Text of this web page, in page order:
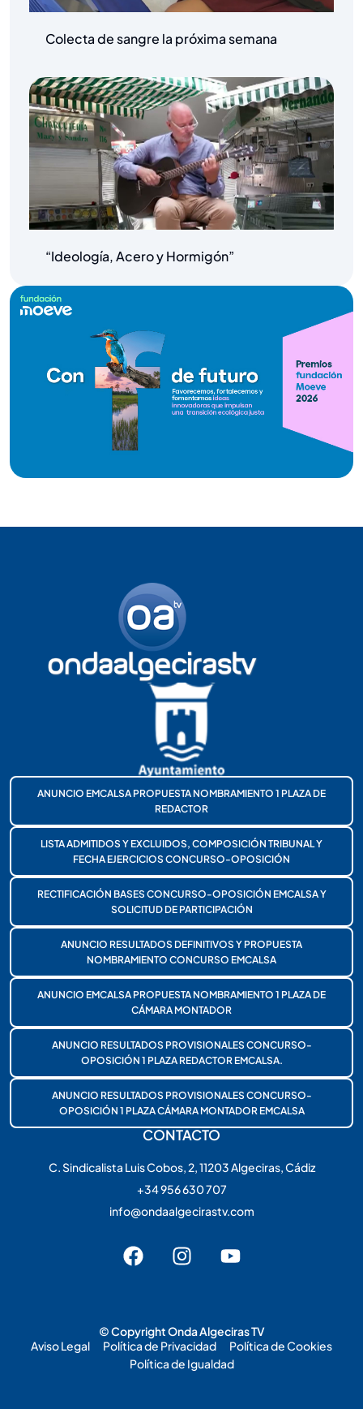
Colecta de sangre la próxima semana
“Ideología, Acero y Hormigón”
ANUNCIO EMCALSA PROPUESTA NOMBRAMIENTO 1 PLAZA DE
REDACTOR
LISTA ADMITIDOS Y EXCLUIDOS, COMPOSICIÓN TRIBUNAL Y
FECHA EJERCICIOS CONCURSO-OPOSICIÓN
RECTIFICACIÓN BASES CONCURSO-OPOSICIÓN EMCALSA Y
SOLICITUD DE PARTICIPACIÓN
ANUNCIO RESULTADOS DEFINITIVOS Y PROPUESTA
NOMBRAMIENTO CONCURSO EMCALSA
ANUNCIO EMCALSA PROPUESTA NOMBRAMIENTO 1 PLAZA DE
CÁMARA MONTADOR
ANUNCIO RESULTADOS PROVISIONALES CONCURSO-
OPOSICIÓN 1 PLAZA REDACTOR EMCALSA.
ANUNCIO RESULTADOS PROVISIONALES CONCURSO-
OPOSICIÓN 1 PLAZA CÁMARA MONTADOR EMCALSA
CONTACTO
C. Sindicalista Luis Cobos, 2, 11203 Algeciras, Cádiz
+34 956 630 707
info@ondaalgecirastv.com
© Copyright Onda Algeciras TV
Aviso Legal
Política de Privacidad
Política de Cookies
Política de Igualdad